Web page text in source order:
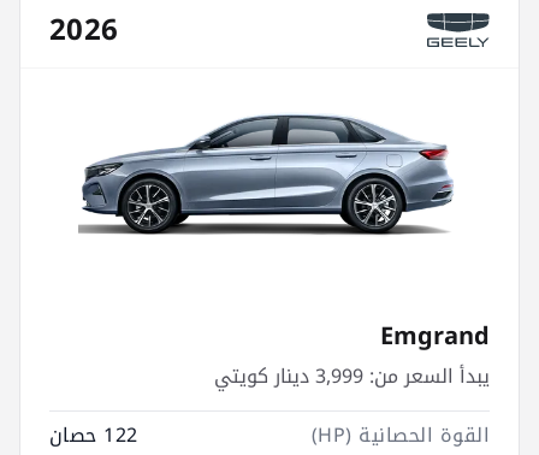
2026
Emgrand
يبدأ السعر من:
القوة الحصانية (HP)
122 حصان